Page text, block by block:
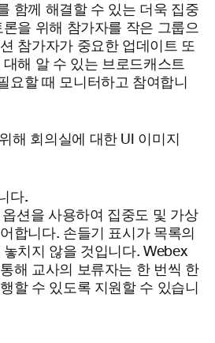
함께 해결할 수 있는 더욱 집중
을 위해 참가자를 작은 그룹으
참가자가 중요한 업데이트 또
해 알 수 있는 브로드캐스트
요할 때 모니터하고 참여합니
다.
션을 사용하여 집중도 및 가상
합니다. 손들기 표시가 목록의
치지 않을 것입니다. Webex
해 교사의 보류자는 한 번씩 한
할 수 있도록 지원할 수 있습니